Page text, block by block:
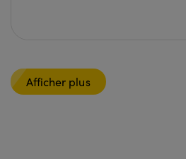
Afficher plus